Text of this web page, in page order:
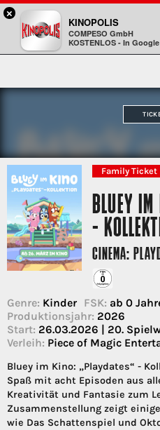
Kinopolis
Family Ticket
BLUEY IM
-
CINEMA:
Genre: Kinder FSK: ab 0
Produktionsjahr: 2026
Start: 26.03.2026 | 20.
Verleih: Piece of Magic
Bluey im Kino: „Playdates“ -
Spaß mit acht Episoden aus
Kreativität und Fantasie zum
Zusammenstellung zeigt
wie Das Schattenspiel und
×
KINOPOLIS
COMPESO GmbH
KOSTENLOS - In